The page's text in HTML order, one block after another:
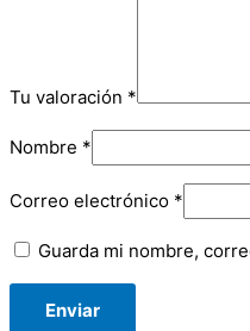
Tu valoración *
Nombre *
Correo electrónico *
Guarda mi nombre,